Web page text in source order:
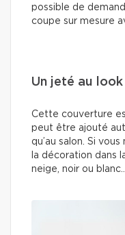
possible de
coupe sur mesure
Un jeté au
Cette couverture
peut être ajouté
qu’au salon. Si
la décoration dans
neige, noir ou